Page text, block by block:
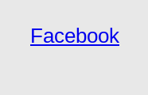
Facebook